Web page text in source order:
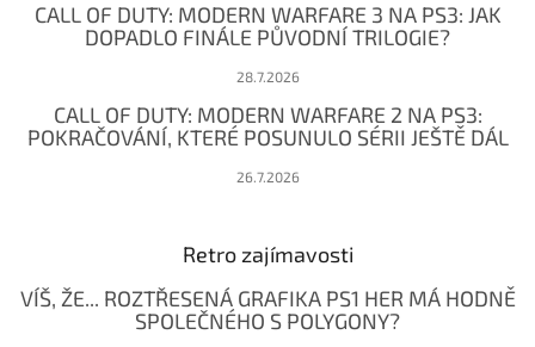
CALL OF DUTY: MODERN WARFARE 3 NA PS3: JAK
DOPADLO FINÁLE PŮVODNÍ TRILOGIE?
28.7.2026
CALL OF DUTY: MODERN WARFARE 2 NA PS3:
POKRAČOVÁNÍ, KTERÉ POSUNULO SÉRII JEŠTĚ DÁL
26.7.2026
Retro zajímavosti
VÍŠ, ŽE... ROZTŘESENÁ GRAFIKA PS1 HER MÁ HODNĚ
SPOLEČNÉHO S POLYGONY?